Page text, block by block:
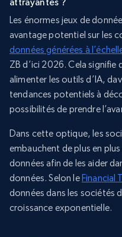
Les énormes jeux de
avantage potentiel sur les
données générées à
ZB d’ici 2026. Cela
alimenter les outils d’IA,
tendances potentiels à
possibilités de prendre
Dans cette optique, les
embauchent de plus en
données afin de les aider
données. Selon le Financial
données dans les sociétés
croissance exponentielle.